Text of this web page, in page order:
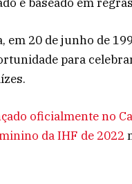
em 20 de junho de
para
oficialmente no
da IHF de 2022